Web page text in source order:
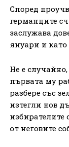
Според
германците
заслужава
януари и като
Не е
първата му
разбере със
изтегли нов
избирателите
от неговите